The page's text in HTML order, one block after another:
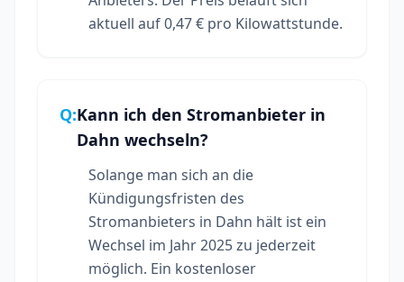
aktuell auf 0,47 € pro Kilowattstunde.
Q:Kann ich den Stromanbieter in
Dahn wechseln?
Solange man sich an die
Kündigungsfristen des
Stromanbieters in Dahn hält ist ein
Wechsel im Jahr 2025 zu jederzeit
möglich. Ein kostenloser